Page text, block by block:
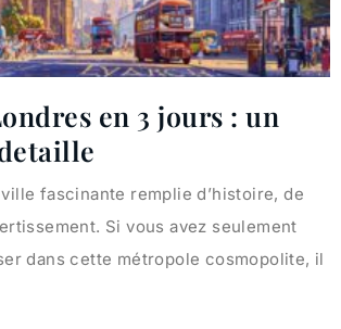
en 3 jours : un
fascinante remplie d’histoire, de
Si vous avez seulement
dans cette métropole cosmopolite, il